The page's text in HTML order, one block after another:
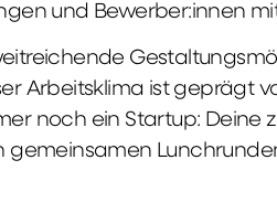
und Bewerber:innen
Arbeitsklima ist geprägt
noch ein Startup: Deine
gemeinsamen